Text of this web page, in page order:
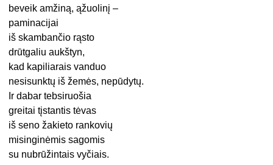
beveik amžiną, ąžuolinį –
paminacijai
iš skambančio rąsto
drūtgaliu aukštyn,
kad kapiliarais vanduo
nesisunktų iš žemės, nepūdytų.
Ir dabar tebsiruošia
greitai tįstantis tėvas
iš seno žakieto rankovių
misinginėmis sagomis
su nubrūžintais vyčiais.